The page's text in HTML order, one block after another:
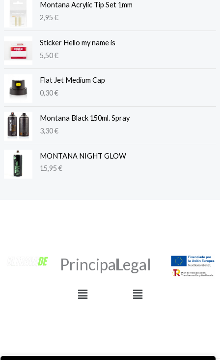
Montana Acrylic Tip Set 1mm
2,95€
Sticker Hello my name is
5,50€
Flat Jet Medium Cap
0,30€
Montana Black 150ml. Spray
3,30€
MONTANA NIGHT GLOW
15,95€
Principal
Menú
Legal
Menú